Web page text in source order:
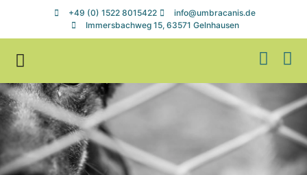
+49 (0) 1522 8015422
info@umbracanis.de
Immersbachweg 15, 63571 Gelnhausen